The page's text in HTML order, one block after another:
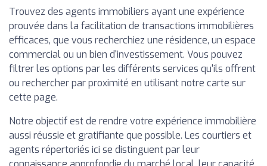
Trouvez des agents immobiliers ayant une expérience
prouvée dans la facilitation de transactions immobilières
efficaces, que vous recherchiez une résidence, un espace
commercial ou un bien d'investissement. Vous pouvez
filtrer les options par les différents services qu'ils offrent
ou rechercher par proximité en utilisant notre carte sur
cette page.
Notre objectif est de rendre votre expérience immobilière
aussi réussie et gratifiante que possible. Les courtiers et
agents répertoriés ici se distinguent par leur